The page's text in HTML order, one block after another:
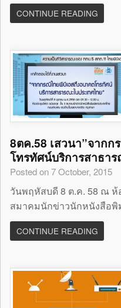
CONTINUE READING
8ตค.58 เสวนา”จาก
โทรทัศน์บริการสาธา
Posted on 7 October, 2015
วันพฤหัสบดี 8 ต.ค. 58 ณ
สมาคมนักข่าวนักหนังสือพิ
CONTINUE READING